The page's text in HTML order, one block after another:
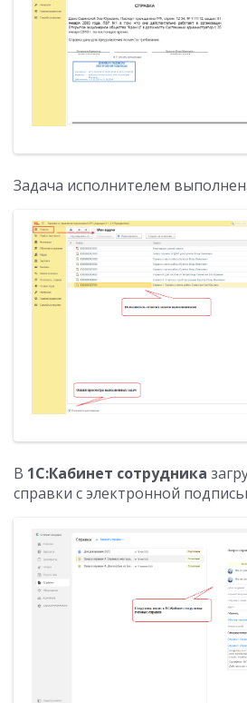
Задача исполнителем
В 1С:Кабинет сотрудника
справки с электронной